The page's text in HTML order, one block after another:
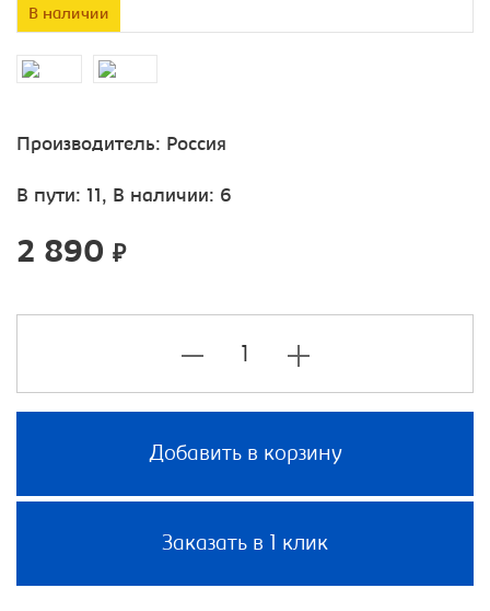
В наличии
Производитель: Россия
В пути: 11, В наличии: 6
2 890 ₽
Добавить в корзину
Заказать в 1 клик